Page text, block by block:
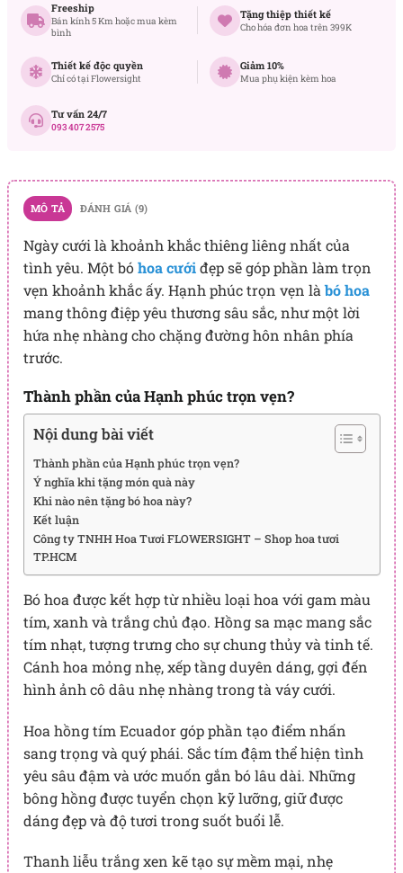
Freeship
Bán kính 5 Km hoặc mua kèm
bình
Tặng thiệp thiết kế
Cho hóa đơn hoa trên 399K
Thiết kế độc quyền
Chỉ có tại Flowersight
Giảm 10%
Mua phụ kiện kèm hoa
Tư vấn 24/7
093 407 2575
MÔ TẢ ĐÁNH GIÁ (9)
Ngày cưới là khoảnh khắc thiêng liêng nhất của
tình yêu. Một bóhoa cướiđẹp sẽ góp phần làm trọn
vẹn khoảnh khắc ấy. Hạnh phúc trọn vẹn làbó hoa
mang thông điệp yêu thương sâu sắc, như một lời
hứa nhẹ nhàng cho chặng đường hôn nhân phía
trước.
Thành phần của Hạnh phúc trọn vẹn?
Nội dung bài viết
Thành phần của Hạnh phúc trọn vẹn?
Ý nghĩa khi tặng món quà này
Khi nào nên tặng bó hoa này?
Kết luận
Công ty TNHH Hoa Tươi FLOWERSIGHT – Shop hoa tươi
TP.HCM
Bó hoa được kết hợp từ nhiều loại hoa với gam màu
tím, xanh và trắng chủ đạo. Hồng sa mạc mang sắc
tím nhạt, tượng trưng cho sự chung thủy và tinh tế.
Cánh hoa mỏng nhẹ, xếp tầng duyên dáng, gợi đến
hình ảnh cô dâu nhẹ nhàng trong tà váy cưới.
Hoa hồng tím Ecuador góp phần tạo điểm nhấn
sang trọng và quý phái. Sắc tím đậm thể hiện tình
yêu sâu đậm và ước muốn gắn bó lâu dài. Những
bông hồng được tuyển chọn kỹ lưỡng, giữ được
dáng đẹp và độ tươi trong suốt buổi lễ.
Thanh liễu trắng xen kẽ tạo sự mềm mại, nhẹ